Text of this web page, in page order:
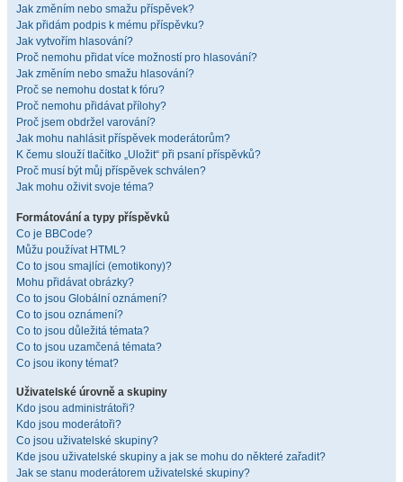
Jak změním nebo smažu příspěvek?
Jak přidám podpis k mému příspěvku?
Jak vytvořím hlasování?
Proč nemohu přidat více možností pro hlasování?
Jak změním nebo smažu hlasování?
Proč se nemohu dostat k fóru?
Proč nemohu přidávat přílohy?
Proč jsem obdržel varování?
Jak mohu nahlásit příspěvek moderátorům?
K čemu slouží tlačítko „Uložit“ při psaní příspěvků?
Proč musí být můj příspěvek schválen?
Jak mohu oživit svoje téma?
Formátování a typy příspěvků
Co je BBCode?
Můžu používat HTML?
Co to jsou smajlíci (emotikony)?
Mohu přidávat obrázky?
Co to jsou Globální oznámení?
Co to jsou oznámení?
Co to jsou důležitá témata?
Co to jsou uzamčená témata?
Co jsou ikony témat?
Uživatelské úrovně a skupiny
Kdo jsou administrátoři?
Kdo jsou moderátoři?
Co jsou uživatelské skupiny?
Kde jsou uživatelské skupiny a jak se mohu do některé zařadit?
Jak se stanu moderátorem uživatelské skupiny?